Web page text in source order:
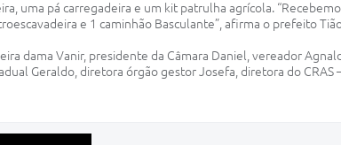
uma pá carregadeira e um kit patrulha agrícola.
e 1 caminhão Basculante”, afirma o prefeito
dama Vanir, presidente da Câmara Daniel, vereador
Geraldo, diretora órgão gestor Josefa, diretora do CRAS